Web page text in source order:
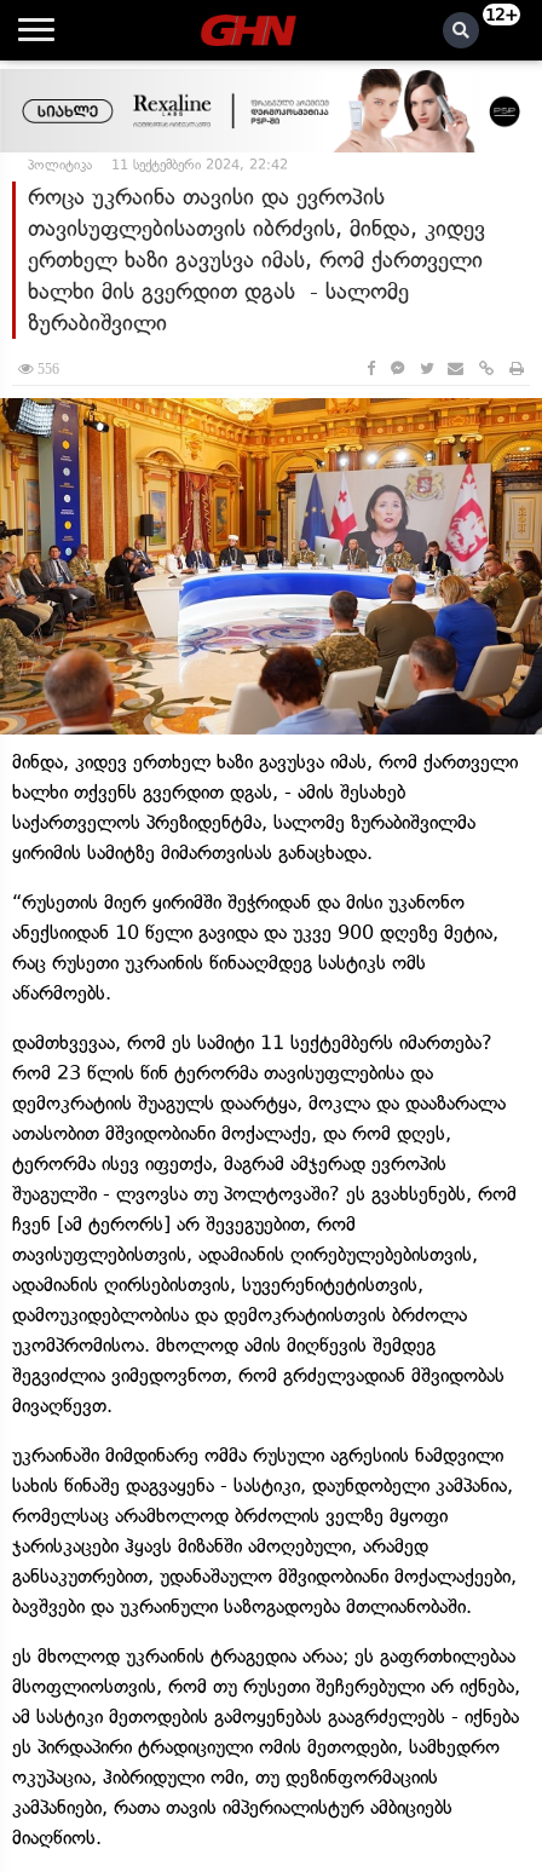
12+
პოლიტიკა 11 სექტემბერი 2024, 22:42
როცა უკრაინა თავისი და ევროპის
თავისუფლებისათვის იბრძვის, მინდა, კიდევ
ერთხელ ხაზი გავუსვა იმას, რომ ქართველი
ხალხი მის გვერდით დგას - სალომე
ზურაბიშვილი
556
მინდა, კიდევ ერთხელ ხაზი გავუსვა იმას, რომ ქართველი
ხალხი თქვენს გვერდით დგას, - ამის შესახებ
საქართველოს პრეზიდენტმა, სალომე ზურაბიშვილმა
ყირიმის სამიტზე მიმართვისას განაცხადა.
“რუსეთის მიერ ყირიმში შეჭრიდან და მისი უკანონო
ანექსიიდან 10 წელი გავიდა და უკვე 900 დღეზე მეტია,
რაც რუსეთი უკრაინის წინააღმდეგ სასტიკს ომს
აწარმოებს.
დამთხვევაა, რომ ეს სამიტი 11 სექტემბერს იმართება?
რომ 23 წლის წინ ტერორმა თავისუფლებისა და
დემოკრატიის შუაგულს დაარტყა, მოკლა და დააზარალა
ათასობით მშვიდობიანი მოქალაქე, და რომ დღეს,
ტერორმა ისევ იფეთქა, მაგრამ ამჯერად ევროპის
შუაგულში - ლვოვსა თუ პოლტოვაში? ეს გვახსენებს, რომ
ჩვენ [ამ ტერორს] არ შევეგუებით, რომ
თავისუფლებისთვის, ადამიანის ღირებულებებისთვის,
ადამიანის ღირსებისთვის, სუვერენიტეტისთვის,
დამოუკიდებლობისა და დემოკრატიისთვის ბრძოლა
უკომპრომისოა. მხოლოდ ამის მიღწევის შემდეგ
შეგვიძლია ვიმედოვნოთ, რომ გრძელვადიან მშვიდობას
მივაღწევთ.
უკრაინაში მიმდინარე ომმა რუსული აგრესიის ნამდვილი
სახის წინაშე დაგვაყენა - სასტიკი, დაუნდობელი კამპანია,
რომელსაც არამხოლოდ ბრძოლის ველზე მყოფი
ჯარისკაცები ჰყავს მიზანში ამოღებული, არამედ
განსაკუთრებით, უდანაშაულო მშვიდობიანი მოქალაქეები,
ბავშვები და უკრაინული საზოგადოება მთლიანობაში.
ეს მხოლოდ უკრაინის ტრაგედია არაა; ეს გაფრთხილებაა
მსოფლიოსთვის, რომ თუ რუსეთი შეჩერებული არ იქნება,
ამ სასტიკი მეთოდების გამოყენებას გააგრძელებს - იქნება
ეს პირდაპირი ტრადიციული ომის მეთოდები, სამხედრო
ოკუპაცია, ჰიბრიდული ომი, თუ დეზინფორმაციის
კამპანიები, რათა თავის იმპერიალისტურ ამბიციებს
მიაღწიოს.